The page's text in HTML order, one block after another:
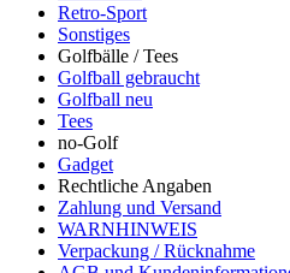
Retro-Sport
Sonstiges
Golfbälle / Tees
Golfball gebraucht
Golfball neu
Tees
no-Golf
Gadget
Rechtliche Angaben
Zahlung und Versand
WARNHINWEIS
Verpackung / Rücknahme